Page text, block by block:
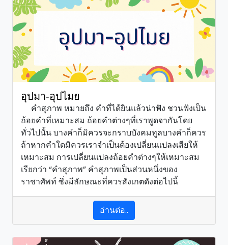
อุปมา-อุปไมย
คำสุภาพ หมายถึง คำที่ได้ยินแล้วน่าฟัง ชวนฟังเป็น
ถ้อยคำที่เหมาะสม ถ้อยคำต่างๆที่เราพูดจากันโดย
ทั่วไปนั้น บางคำก็มิควรจะกราบบังคมทูลบางคำก็ควร
ถ้าหากคำใดมิควรเราจำเป็นต้องเปลี่ยนแปลงเสียให้
เหมาะสม การเปลี่ยนแปลงถ้อยคำต่างๆให้เหมาะสม
เรียกว่า “คำสุภาพ” คำสุภาพเป็นส่วนหนึ่งของ
ราชาศัพท์ ซึ่งมีลักษณะที่ควรสังเกตดังต่อไปนี้
อ่านต่อ..